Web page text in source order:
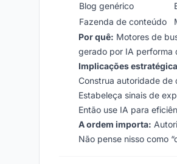
Blog genérico
Fazenda de conteúdo
Por quê: Motores de
gerado por IA performa
Implicações
Construa autoridade de
Estabeleça sinais de
Então use IA para
A ordem importa:
Não pense nisso como